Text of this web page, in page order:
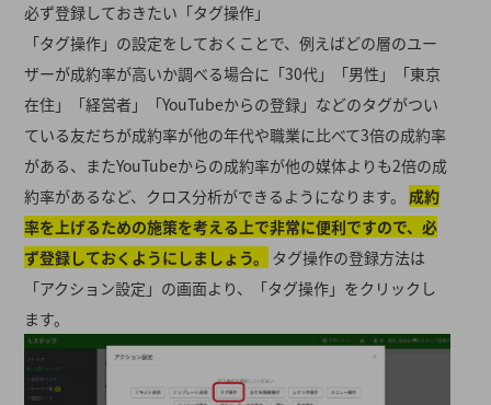
必ず登録しておきたい「タグ操作」
「タグ操作」の設定をしておくことで、例えばどの層のユー
ザーが成約率が高いか調べる場合に「30代」「男性」「東京
在住」「経営者」「YouTubeからの登録」などのタグがつい
ている友だちが成約率が他の年代や職業に比べて3倍の成約率
がある、またYouTubeからの成約率が他の媒体よりも2倍の成
約率があるなど、クロス分析ができるようになります。 成約
率を上げるための施策を考える上で非常に便利ですので、必
ず登録しておくようにしましょう。
タグ操作の登録方法は
「アクション設定」の画面より、「タグ操作」をクリックし
ます。